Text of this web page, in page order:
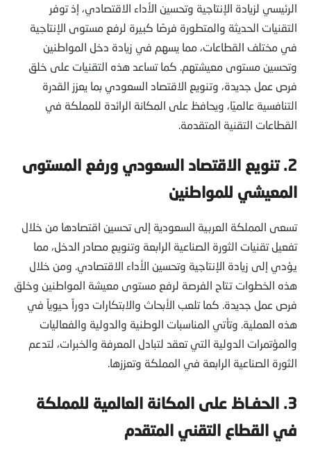
الرئيسي لزيادة الإنتاجية وتحسين الأداء الاقتصادي، إذ توفر
التقنيات الحديثة والمتطورة فرصًا كبيرة لرفع مستوى الإنتاجية
في مختلف القطاعات، مما يسهم في زيادة دخل المواطنين
وتحسين مستوى معيشتهم. كما تساعد هذه التقنيات على خلق
فرص عمل جديدة، وتنويع الاقتصاد السعودي بما يعزز القدرة
التنافسية عالميًا، ويحافظ على المكانة الرائدة للمملكة في
القطاعات التقنية المتقدمة.
2. تنويع الاقتصاد السعودي ورفع المستوى
المعيشي للمواطنين
تسعى المملكة العربية السعودية إلى تحسين اقتصادها من خلال
تفعيل تقنيات الثورة الصناعية الرابعة وتنويع مصادر الدخل، مما
يؤدي إلى زيادة الإنتاجية وتحسين الأداء الاقتصادي. ومن خلال
هذه الخطوات تتاح الفرصة لرفع مستوى معيشة المواطنين وخلق
فرص عمل جديدة. كما تلعب الأبحاث والابتكارات دوراً حيوياً في
هذه العملية. وتأتي المناسبات الوطنية والدولية والفعاليات
والمؤتمرات الدولية التي تعقد لتبادل المعرفة والخبرات، لتدعم
الثورة الصناعية الرابعة في المملكة وتعززها.
3. الحفـاظ على المكانة العالمية للمملكة
في القطاع التقني المتقدم